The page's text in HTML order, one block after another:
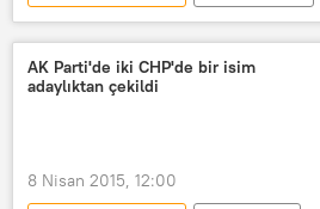
DEVA Partisi
Altılı Masa
açıklama
Kübra Par
Meral Akşener
AK Parti'de iki CHP'de bir isim
adaylıktan çekildi
8 Nisan 2015, 12:00